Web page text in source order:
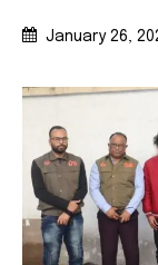
January 26,